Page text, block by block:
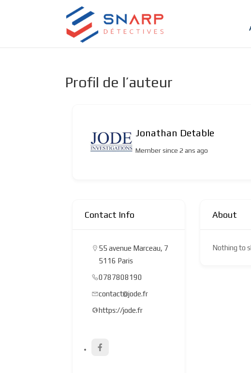
Profil de l’auteur
Jonathan Detable
Member since 2 ans ago
Contact Info
55 avenue Marceau, 7
5116 Paris
0787808190
contact@jode.fr
https://jode.fr
About
Nothing to